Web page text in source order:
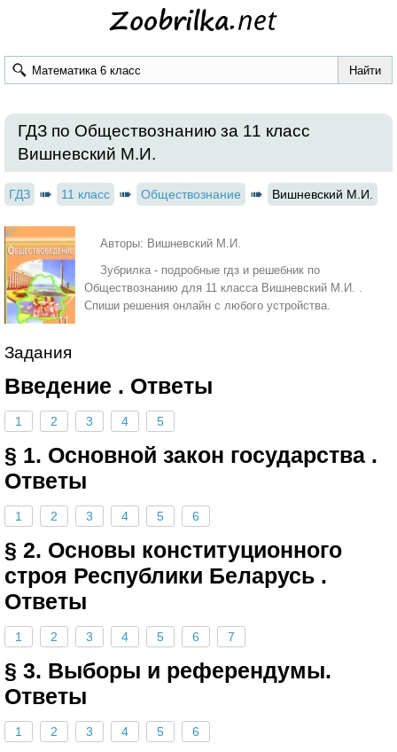
ГДЗ по Обществознанию за 11 класс
Вишневский М.И.
ГДЗ 11 класс Обществознание Вишневский М.И.
Авторы: Вишневский М.И.
Зубрилка - подробные гдз и решебник по
Обществознанию для 11 класса Вишневский М.И. .
Спиши решения онлайн с любого устройства.
Задания
Введение . Ответы
1 2 3 4 5
§ 1. Основной закон государства .
Ответы
1 2 3 4 5 6
§ 2. Основы конституционного
строя Республики Беларусь .
Ответы
1 2 3 4 5 6 7
§ 3. Выборы и референдумы.
Ответы
1 2 3 4 5 6